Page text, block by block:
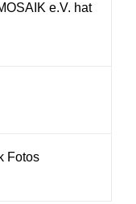
e.V. hat
Fotos